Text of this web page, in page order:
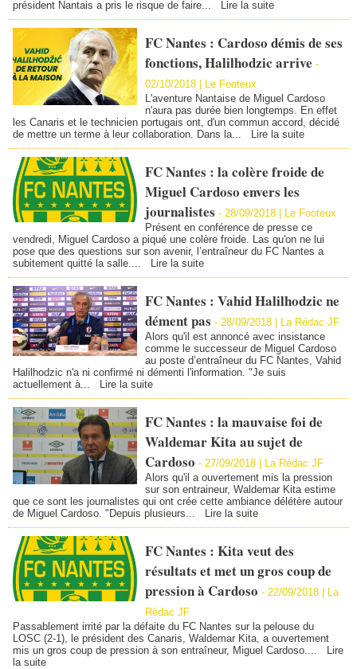
président Nantais a pris le risque de faire... Lire la suite
FC Nantes : Cardoso démis de ses
fonctions, Halilhodzic arrive-
02/10/2018 | Le Footeux
L'aventure Nantaise de Miguel Cardoso
n'aura pas durée bien longtemps. En effet
les Canaris et le technicien portugais ont, d'un commun accord, décidé
de mettre un terme à leur collaboration. Dans la...
Lire la suite
FC Nantes : la colère froide de
Miguel Cardoso envers les
journalistes - 28/09/2018 | Le Footeux
Présent en conférence de presse ce
vendredi, Miguel Cardoso a piqué une colère froide. Las qu'on ne lui
pose que des questions sur son avenir, l’entraîneur du FC Nantes a
subitement quitté la salle....
Lire la suite
FC Nantes : Vahid Halilhodzic ne
dément pas - 28/09/2018 | La Rédac JF
Alors qu'il est annoncé avec insistance
comme le successeur de Miguel Cardoso
au poste d’entraîneur du FC Nantes, Vahid
Halilhodzic n'a ni confirmé ni démenti l'information. "Je suis
actuellement à...
Lire la suite
FC Nantes : la mauvaise foi de
Waldemar Kita au sujet de
Cardoso - 27/09/2018 | La Rédac JF
Alors qu'il a ouvertement mis la pression
sur son entraineur, Waldemar Kita estime
que ce sont les journalistes qui ont crée cette ambiance délétère autour
de Miguel Cardoso. "Depuis plusieurs...
Lire la suite
FC Nantes : Kita veut des
résultats et met un gros coup de
pression à Cardoso - 22/09/2018 | La
Rédac JF
Passablement irrité par la défaite du FC Nantes sur la pelouse du
LOSC (2-1), le président des Canaris, Waldemar Kita, a ouvertement
mis un gros coup de pression à son entraîneur, Miguel Cardoso....
Lire
la suite